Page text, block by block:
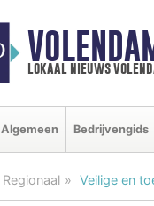
lokaal nieuws
Algemeen Bedrijvengids
Regionaal Veilige en